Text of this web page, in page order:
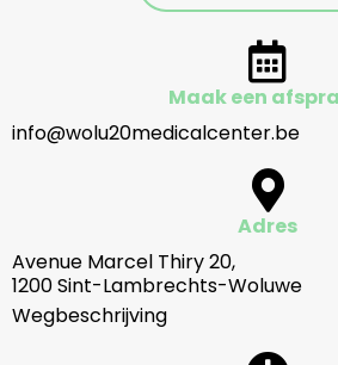
Maak een
info@wolu20medicalcenter.be
Adres
Avenue Marcel Thiry 20,
1200 Sint-Lambrechts-Woluwe
Wegbeschrijving